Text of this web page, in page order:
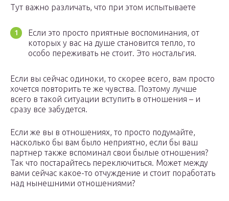
Тут важно различать, что при этом испытываете
Если это просто приятные воспоминания, от
которых у вас на душе становится тепло, то
особо переживать не стоит. Это ностальгия.
Если вы сейчас одиноки, то скорее всего, вам просто
хочется повторить те же чувства. Поэтому лучше
всего в такой ситуации вступить в отношения – и
сразу все забудется.
Если же вы в отношениях, то просто подумайте,
насколько бы вам было неприятно, если бы ваш
партнер также вспоминал свои былые отношения?
Так что постарайтесь переключиться. Может между
вами сейчас какое-то отчуждение и стоит поработать
над нынешними отношениями?